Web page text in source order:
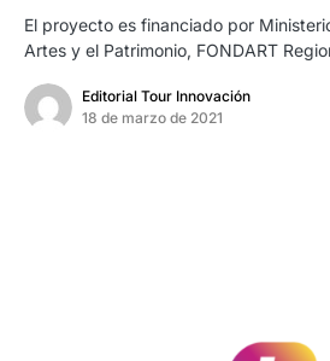
El proyecto es financiado por
Artes y el Patrimonio, FONDART
Editorial Tour Innovación
18 de marzo de 2021